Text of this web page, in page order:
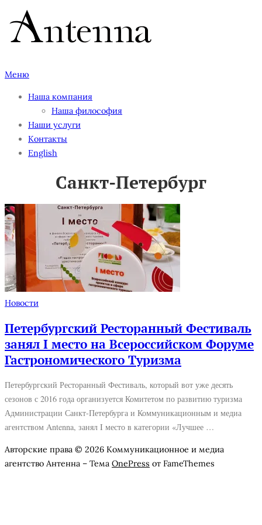
Перейти
содержимому
Меню
Наша компания
Наша философия
Наши услуги
Контакты
English
Санкт-Петербург
Новости
Петербургский Ресторанный Фестиваль
занял I место на Всероссийском Форуме
Гастрономического Туризма
Петербургский Ресторанный Фестиваль, который вот уже десять
сезонов с 2016 года организуется Комитетом по развитию туризма
Администрации Санкт-Петербурга и Коммуникационным и медиа
агентством Antenna, занял I место в категории «Лучшее …
Авторские права © 2026 Коммуникационное и медиа
агентство Антенна – Тема OnePress от FameThemes